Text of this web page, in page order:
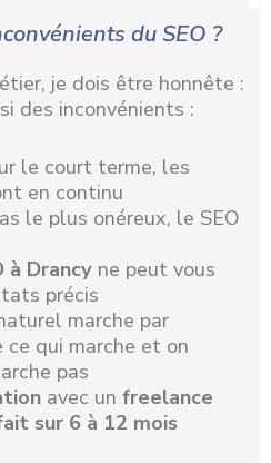
du SEO ?
je dois être honnête :
des inconvénients :
le court terme, les
en continu
le plus onéreux, le SEO
à Drancy ne peut vous
précis
marche par
qui marche et on
pas
avec un freelance
sur 6 à 12 mois